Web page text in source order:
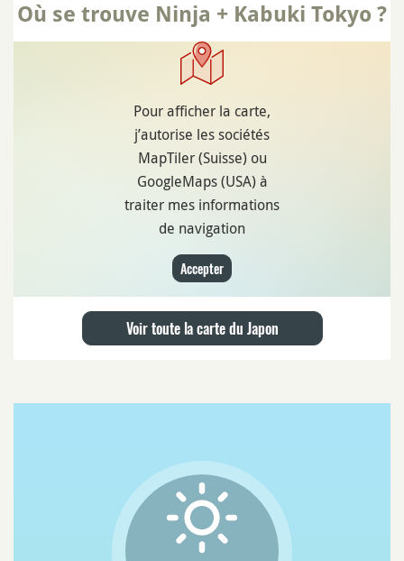
Où se trouve Ninja + Kabuki Tokyo ?
Pour afficher la carte,
j’autorise les sociétés
MapTiler (Suisse) ou
GoogleMaps (USA) à
traiter mes informations
de navigation
Accepter
Voir toute la carte du Japon